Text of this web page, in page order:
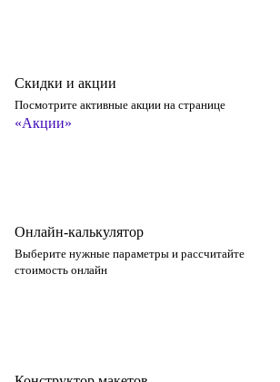
Скидки и акции
Посмотрите активные акции на странице
«Акции»
Онлайн-калькулятор
Выберите нужные параметры и рассчитайте
стоимость онлайн